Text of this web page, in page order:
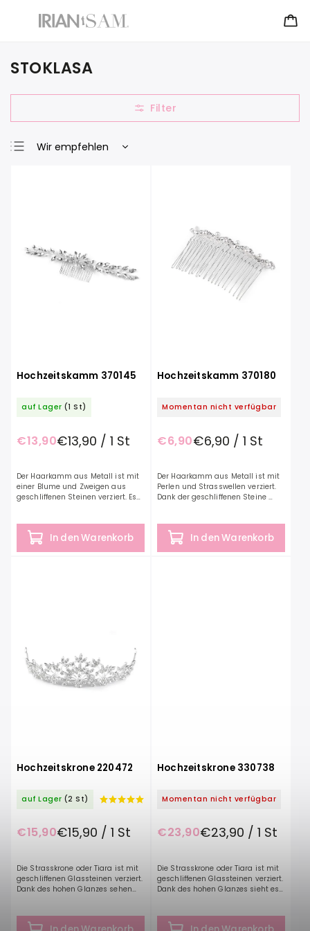
STOKLASA
Wir empfehlen
Hochzeitskamm 370145
auf Lager (1 St)
€13,90€13,90 / 1 St
In den Warenkorb
Der Haarkamm aus Metall ist mit
einer Blume und Zweigen aus
geschliffenen Steinen verziert. Es
weil es...
Hochzeitskamm 370180
Momentan nicht verfügbar
€6,90€6,90 / 1 St
In den Warenkorb
Der Haarkamm aus Metall ist mit
Perlen und Strasswellen verziert.
Dank der geschliffenen Steine ​​
einer...
Hochzeitskrone 220472
auf Lager (2 St)
€15,90€15,90 / 1 St
Die Strasskrone oder Tiara ist mit
geschliffenen Glassteinen verziert.
Dank des hohen Glanzes sehen
aus...
Hochzeitskrone 330738
Momentan nicht verfügbar
€23,90€23,90 / 1 St
Die Strasskrone oder Tiara ist mit
geschliffenen Glassteinen verziert.
Dank des hohen Glanzes sieht es
das Sie...